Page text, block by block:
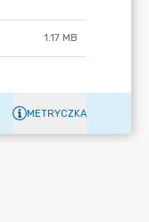
1.17 MB
METRYCZKA